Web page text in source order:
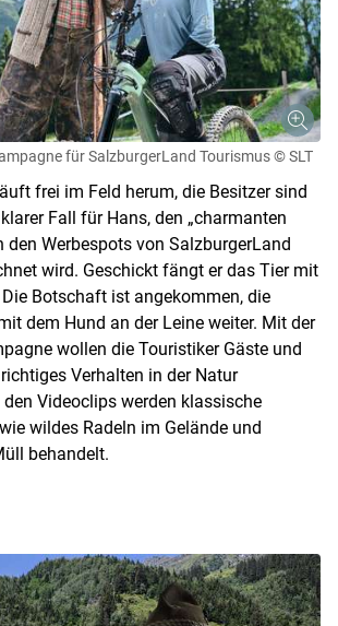
für SalzburgerLand Tourismus © SLT
frei im Feld herum, die Besitzer sind
Fall für Hans, den „charmanten
den Werbespots von SalzburgerLand
wird. Geschickt fängt er das Tier mit
Botschaft ist angekommen, die
dem Hund an der Leine weiter. Mit der
wollen die Touristiker Gäste und
Verhalten in der Natur
Videoclips werden klassische
wildes Radeln im Gelände und
behandelt.